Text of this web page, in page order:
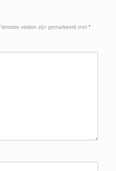
Vereiste velden zijn gemarkeerd met *